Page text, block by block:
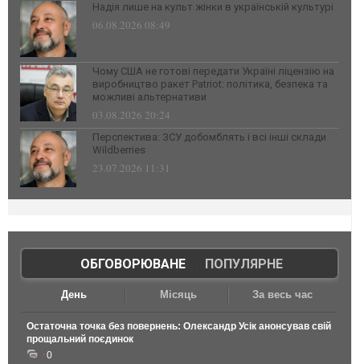
Надія лише на культ жінки в українській культурі
06.08.2026 08:49
Чому США не готові передати Україні ліцензію на
виробництво ракет Patriot: політика, безпека та
можливі альтернативи
03.08.2026 20:24
Перспектива: ЗСУ добомблять і всі інші склади
Wildberries
23.07.2026 11:31
ОБГОВОРЮВАНЕ| ПОПУЛЯРНЕ
День Місяць За весь час
Остаточна точка без повернень: Олександр Усік анонсував свій
прощальний поєдинок
0